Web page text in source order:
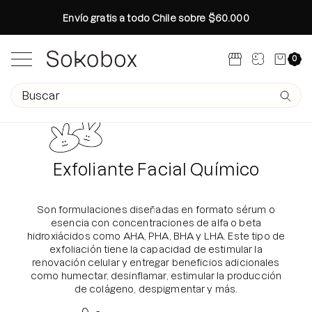
Envío gratis a todo Chile sobre $60.000
Abrir menú de navegación
Carro
0
Campo de texto de búsqueda Envíe
Búsquedas populares
Rutina Otoño
Especial Brightening Manchas
Rutina otoño en 4 pasos
Age-R Booster Pro Medicube
Conoce tu tipo de Piel
Crea tu Propio Kit
Glass Skin Tips
Exfoliante Facial Químico
Son formulaciones diseñadas en formato sérum o
esencia con concentraciones de alfa o beta
hidroxiácidos como AHA, PHA, BHA y LHA. Este tipo de
exfoliación tiene la capacidad de estimular la
renovación celular y entregar beneficios adicionales
como humectar, desinflamar, estimular la producción
de colágeno, despigmentar y más.